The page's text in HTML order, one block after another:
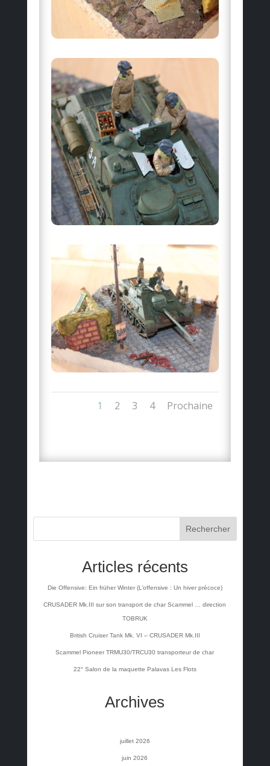
1 2 3 4 Prochaine
Rechercher
Articles récents
Die Offensive: Ein früher Winter (L’offensive : Un hiver précoce)
CRUSADER Mk.III sur son transport de char Scammel … direction
TOBRUK
British Cruiser Tank Mk. VI – CRUSADER Mk.III
Scammel Pioneer TRMU30/TRCU30 transporteur de char
22° Salon de la maquette Palavas Les Flots
Archives
juillet 2026
juin 2026